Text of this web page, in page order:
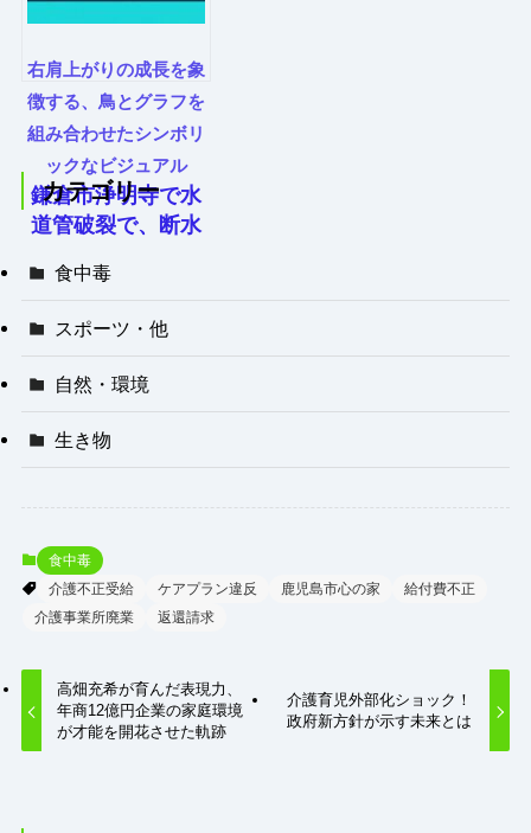
右肩上がりの成長を象
徴する、鳥とグラフを
組み合わせたシンボリ
ックなビジュアル
鎌倉市浄明寺で水
道管破裂で、断水
に影響！復旧見通
しを詳細解説
カテゴリー
食中毒
スポーツ・他
自然・環境
生き物
食中毒
介護不正受給
ケアプラン違反 鹿児島市心の家
給付費不正
介護事業所廃業
返還請求
高畑充希が育んだ表現力、
年商12億円企業の家庭環境
が才能を開花させた軌跡
介護育児外部化ショック！
政府新方針が示す未来とは